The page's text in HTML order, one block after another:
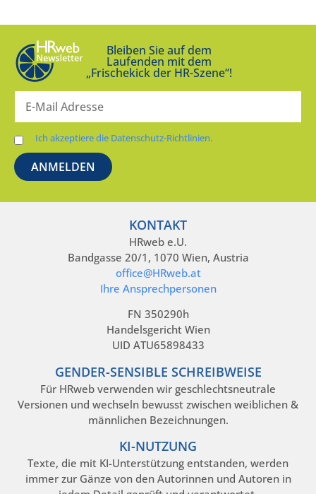
Bleiben Sie auf dem
Laufenden mit dem
„Frischekick der HR-Szene“!
Ich akzeptiere die Datenschutz-Richtlinien.
KONTAKT
HRweb e.U.
Bandgasse 20/1, 1070 Wien, Austria
office@HRweb.at
Ihre Ansprechpersonen
FN 350290h
Handelsgericht Wien
UID ATU65898433
GENDER-SENSIBLE SCHREIBWEISE
Für HRweb verwenden wir geschlechtsneutrale
Versionen und wechseln bewusst zwischen weiblichen &
männlichen Bezeichnungen.
KI-NUTZUNG
Texte, die mit KI-Unterstützung entstanden, werden
immer zur Gänze von den Autorinnen und Autoren in